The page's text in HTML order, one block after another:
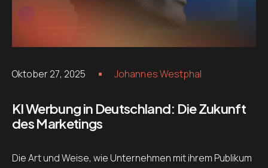
Oktober 27, 2025 Johannes Westphal
KI Werbung in Deutschland: Die Zukunft
des Marketings
Die Art und Weise, wie Unternehmen mit ihrem Publikum